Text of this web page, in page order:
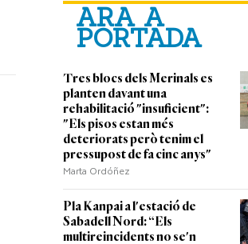
ARA A
PORTADA
Tres blocs dels Merinals es
planten davant una
rehabilitació "insuficient":
"Els pisos estan més
deteriorats però tenim el
pressupost de fa cinc anys"
Marta Ordóñez
Pla Kanpai a l'estació de
Sabadell Nord: “Els
multireincidents no se'n